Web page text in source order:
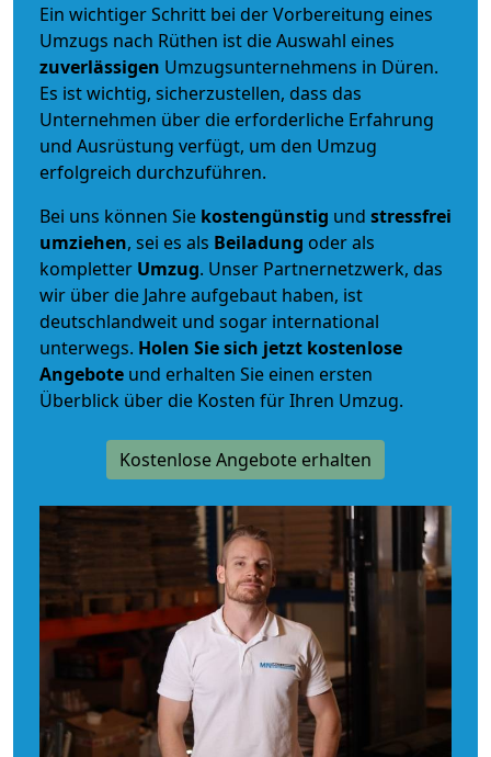
Ein wichtiger Schritt bei der Vorbereitung eines
Umzugs nach Rüthen ist die Auswahl eines
zuverlässigen Umzugsunternehmens in Düren.
Es ist wichtig, sicherzustellen, dass das
Unternehmen über die erforderliche Erfahrung
und Ausrüstung verfügt, um den Umzug
erfolgreich durchzuführen.
Bei uns können Sie kostengünstig und stressfrei
umziehen, sei es als Beiladung oder als
kompletter Umzug. Unser Partnernetzwerk, das
wir über die Jahre aufgebaut haben, ist
deutschlandweit und sogar international
unterwegs. Holen Sie sich jetzt kostenlose
Angebote und erhalten Sie einen ersten
Überblick über die Kosten für Ihren Umzug.
Kostenlose Angebote erhalten